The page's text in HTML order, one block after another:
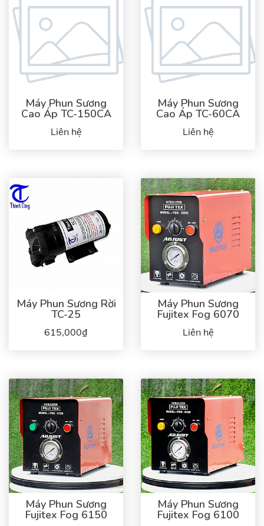
Máy Phun Sương
Cao Áp TC-150CA
Liên hệ
Máy Phun Sương
Cao Áp TC-60CA
Liên hệ
Máy Phun Sương Rời
TC-25
615,000₫
Máy Phun Sương
Fujitex Fog 6070
Liên hệ
Máy Phun Sương
Fujitex Fog 6150
Máy Phun Sương
Fujitex Fog 6100